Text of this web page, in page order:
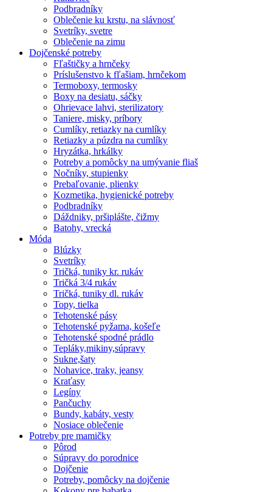
Podbradníky
Oblečenie ku krstu, na slávnosť
Svetríky, svetre
Oblečenie na zimu
Dojčenské potreby
Fľaštičky a hrnčeky
Príslušenstvo k fľašiam, hrnčekom
Termoboxy, termosky
Boxy na desiatu, sáčky
Ohrievace lahvi, sterilizatory
Taniere, misky, príbory
Cumlíky, retiazky na cumlíky
Retiazky a púzdra na cumlíky
Hryzátka, hrkálky
Potreby a pomôcky na umývanie fliaš
Nočníky, stupienky
Prebaľovanie, plienky
Kozmetika, hygienické potreby
Podbradníky
Dáždniky, pršiplášte, čižmy
Batohy, vrecká
Móda
Blúzky
Svetríky
Tričká, tuniky kr. rukáv
Tričká 3/4 rukáv
Tričká, tuniky dl. rukáv
Topy, tielka
Tehotenské pásy
Tehotenské pyžama, košeľe
Tehotenské spodné prádlo
Tepláky,mikiny,súpravy
Sukne,šaty
Nohavice, traky, jeansy
Kraťasy
Legíny
Pančuchy
Bundy, kabáty, vesty
Nosiace oblečenie
Potreby pre mamičky
Pôrod
Súpravy do porodnice
Dojčenie
Potreby, pomôcky na dojčenie